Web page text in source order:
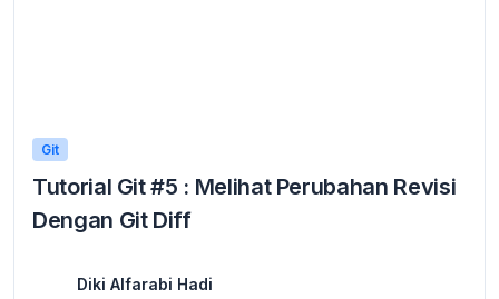
Git
Tutorial Git #5 : Melihat Perubahan Revisi
Dengan Git Diff
Diki Alfarabi Hadi